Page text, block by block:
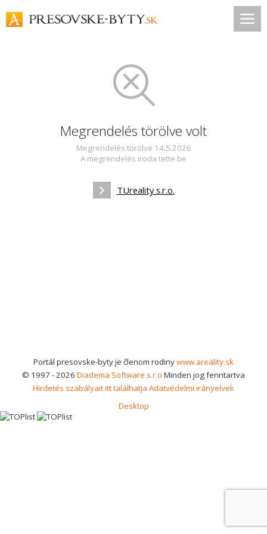
Megrendelés törölve volt
Megrendelés törölve 14.5.2026
A megrendelés iroda tette be
TUreality s.r.o.
Portál presovske-byty je členom rodinywww.areality.sk
© 1997 - 2026 Diadema Software s.r.o Minden jog fenntartva
Hirdetés szabályait itt találhatja Adatvédelmi irányelvek
Desktop